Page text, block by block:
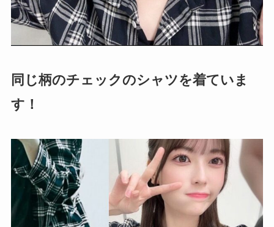
同じ柄のチェックのシャツを着ていま
す！